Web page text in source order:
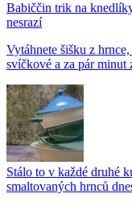
Babiččin trik na
nesrazí
Vytáhnete šišku z
svíčkové a za pár
Stálo to v každé druhé
smaltovaných hrnců